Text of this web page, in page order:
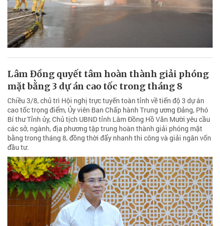
Lâm Đồng quyết tâm hoàn thành giải phóng
mặt bằng 3 dự án cao tốc trong tháng 8
Chiều 3/8, chủ trì Hội nghị trực tuyến toàn tỉnh về tiến độ 3 dự án
cao tốc trọng điểm, Ủy viên Ban Chấp hành Trung ương Đảng, Phó
Bí thư Tỉnh ủy, Chủ tịch UBND tỉnh Lâm Đồng Hồ Văn Mười yêu cầu
các sở, ngành, địa phương tập trung hoàn thành giải phóng mặt
bằng trong tháng 8, đồng thời đẩy nhanh thi công và giải ngân vốn
đầu tư.